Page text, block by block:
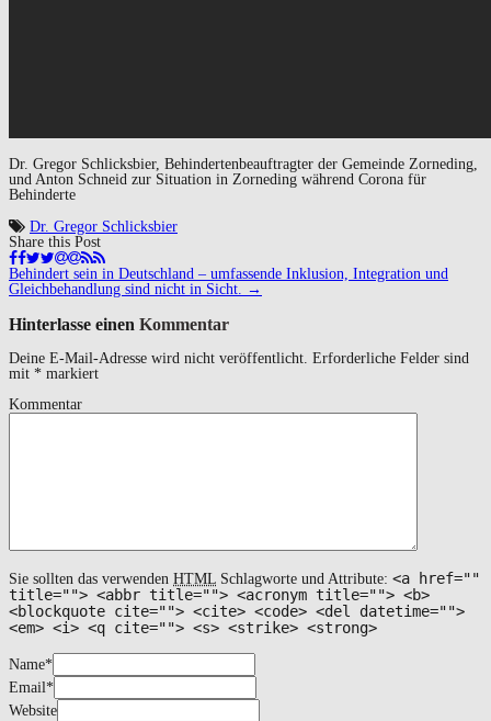
Dr. Gregor Schlicksbier, Behindertenbeauftragter der Gemeinde Zorneding,
und Anton Schneid zur Situation in Zorneding während Corona für
Behinderte
Dr. Gregor Schlicksbier
Share this Post
Navigation
(Beiträge)
Behindert sein in Deutschland – umfassende Inklusion, Integration und
Gleichbehandlung sind nicht in Sicht. →
Hinterlasse einen Kommentar
Deine E-Mail-Adresse wird nicht veröffentlicht. Erforderliche Felder sind
mit * markiert
Kommentar
Sie sollten das verwenden HTML Schlagworte und Attribute: <a href=""
title=""> <abbr title=""> <acronym title=""> <b>
<blockquote cite=""> <cite> <code> <del datetime="">
<em> <i> <q cite=""> <s> <strike> <strong>
Name*
Email*
Website